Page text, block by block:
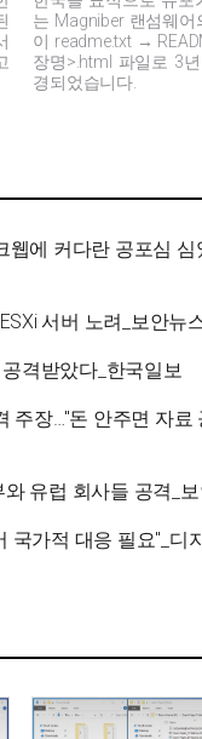
는 Magniber 랜섬웨어
이 readme.txt →
장명>.html 파일로 3
경되었습니다.
웹에 커다란 공포심
서버 노려_보안뉴
격받았다_한국일보
주장…"돈 안주면 자료
와 유럽 회사들 공격_
국가적 대응 필요"_디